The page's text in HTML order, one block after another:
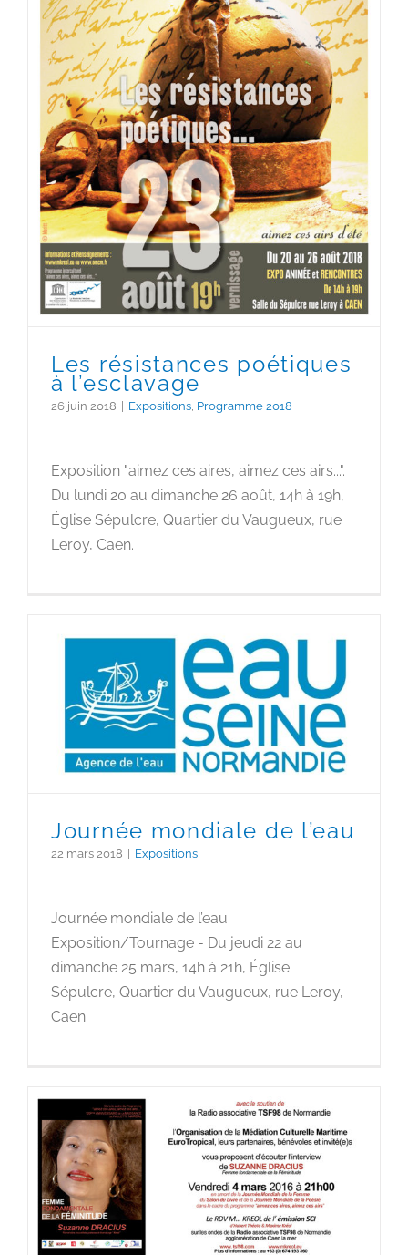
Les résistances poétiques à
l’esclavage
Les résistances poétiques
à l’esclavage
26 juin 2018 Expositions, Programme 2018
Exposition "aimez ces aires, aimez ces airs...".
Du lundi 20 au dimanche 26 août, 14h à 19h,
Église Sépulcre, Quartier du Vaugueux, rue
Leroy, Caen.
Journée mondiale de l’eau
Journée mondiale de l’eau
22 mars 2018 Expositions
Journée mondiale de l’eau
Exposition/Tournage - Du jeudi 22 au
dimanche 25 mars, 14h à 21h, Église
Sépulcre, Quartier du Vaugueux, rue Leroy,
Caen.
Suzanne Dracius, marraine
du programme « aimez ces
aires, aimez ces airs »